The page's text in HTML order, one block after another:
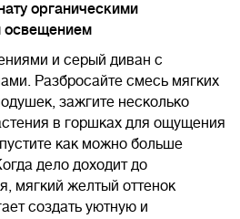
органическими
освещением
и серый диван с
Разбросайте смесь мягких
зажгите несколько
в горшках для ощущения
как можно больше
дело доходит до
мягкий желтый оттенок
создать уютную и